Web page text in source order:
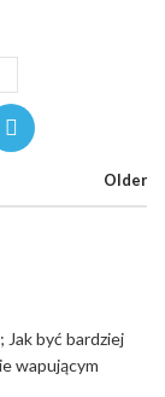
Older